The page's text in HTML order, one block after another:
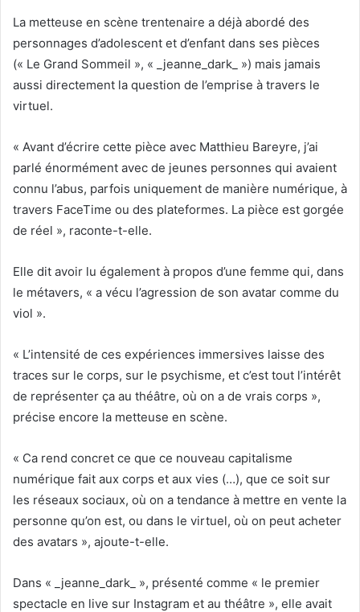
La metteuse en scène trentenaire a déjà abordé des
personnages d’adolescent et d’enfant dans ses pièces
(« Le Grand Sommeil », « _jeanne_dark_ ») mais jamais
aussi directement la question de l’emprise à travers le
virtuel.
« Avant d’écrire cette pièce avec Matthieu Bareyre, j’ai
parlé énormément avec de jeunes personnes qui avaient
connu l’abus, parfois uniquement de manière numérique, à
travers FaceTime ou des plateformes. La pièce est gorgée
de réel », raconte-t-elle.
Elle dit avoir lu également à propos d’une femme qui, dans
le métavers, « a vécu l’agression de son avatar comme du
viol ».
« L’intensité de ces expériences immersives laisse des
traces sur le corps, sur le psychisme, et c’est tout l’intérêt
de représenter ça au théâtre, où on a de vrais corps »,
précise encore la metteuse en scène.
« Ca rend concret ce que ce nouveau capitalisme
numérique fait aux corps et aux vies (…), que ce soit sur
les réseaux sociaux, où on a tendance à mettre en vente la
personne qu’on est, ou dans le virtuel, où on peut acheter
des avatars », ajoute-t-elle.
Dans « _jeanne_dark_ », présenté comme « le premier
spectacle en live sur Instagram et au théâtre », elle avait